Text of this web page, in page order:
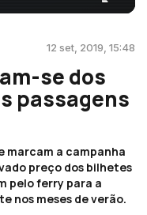
12 set, 2019, 15:48
se dos
passagens
marcam a campanha
preço dos bilhetes
pelo ferry para a
nos meses de verão.